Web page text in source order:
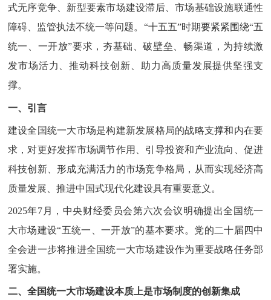
式无序竞争、新型要素市场建设滞后、市场基础设施联通性
障碍、监管执法不统一等问题。“十五五”时期要紧紧围绕“五
统一、一开放”要求，夯基础、破壁垒、畅渠道，为持续激
发市场活力、推动科技创新、助力高质量发展提供坚强支
撑。
一、引言
建设全国统一大市场是构建新发展格局的战略支撑和内在要
求，对更好发挥市场调节作用、引导投资和产业流向、促进
科技创新、形成充满活力的市场竞争格局，从而实现经济高
质量发展、推进中国式现代化建设具有重要意义。
2025年7月，中央财经委员会第六次会议明确提出全国统一
大市场建设“五统一、一开放”的基本要求。党的二十届四中
全会进一步将推进全国统一大市场建设作为重要战略任务部
署实施。
二、全国统一大市场建设本质上是市场制度的创新集成